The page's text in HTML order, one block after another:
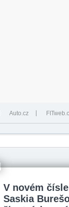
Auto.cz
V novém
Saskia